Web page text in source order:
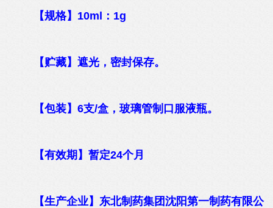
【规格】10ml：1g
【贮藏】遮光，密封保存。
【包装】6支/盒，玻璃管制口服液瓶。
【有效期】暂定24个月
【生产企业】东北制药集团沈阳第一制药有限公